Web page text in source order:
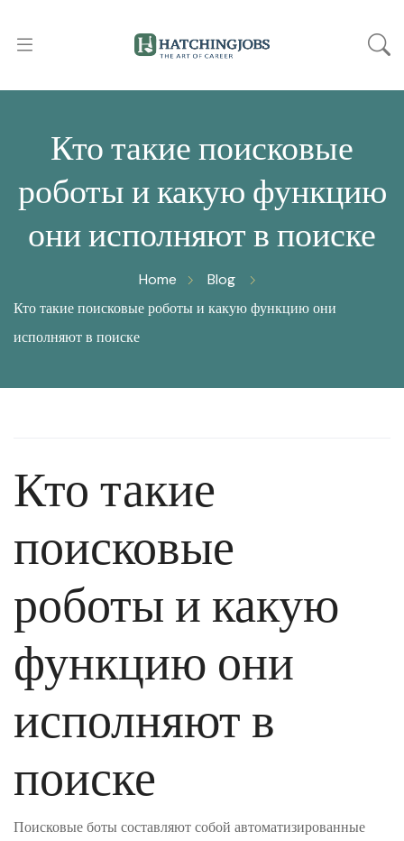
Кто такие поисковые
роботы и какую функцию
они исполняют в поиске
Home
Blog
Кто такие поисковые роботы и какую функцию они
исполняют в поиске
Кто такие
поисковые
роботы и какую
функцию они
исполняют в
поиске
Поисковые боты составляют собой автоматизированные